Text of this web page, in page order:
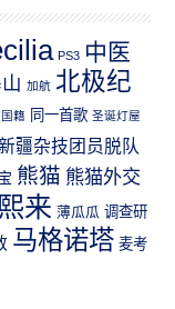
PS3 中医
加航 北极纪
籍 同一首歌 圣诞灯屋
疆杂技团员脱队
熊猫 熊猫外交
来 薄瓜瓜 调查研
马格诺塔 麦考